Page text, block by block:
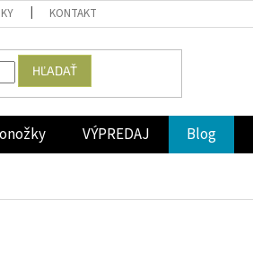
KONTAKT
HĽADAŤ
VÝPREDAJ Blog